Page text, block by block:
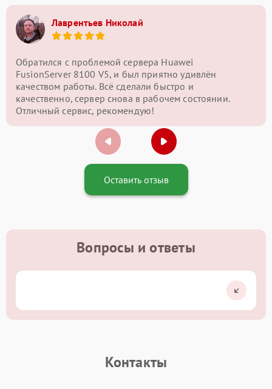
Лаврентьев Николай
Обратился с проблемой сервера Huawei
FusionServer 8100 V5, и был приятно удивлён
качеством работы. Всё сделали быстро и
качественно, сервер снова в рабочем состоянии.
Отличный сервис, рекомендую!
Оставить отзыв
Вопросы и ответы
Контакты